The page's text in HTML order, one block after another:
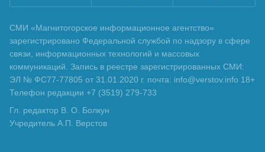
СМИ «Магнитогорское информационное агентство»
зарегистрировано Федеральной службой по надзору в сфере
связи, информационных технологий и массовых
коммуникаций. Запись в реестре зарегистрированных СМИ:
ЭЛ № ФС77-77805 от 31.01.2020 г. почта: info@verstov.info 18+
Телефон редакции +7 (3519) 279-733
Гл. редактор В. О. Болкун
Учредитель А.П. Верстов